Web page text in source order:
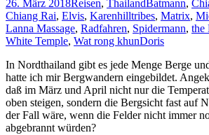
26. März 2018Reisen, ThailandBatmann,
Chiang Rai, Elvis, Karenhilltribes, Matrix,
Lanna Massage, Radfahren, Spidermann, the
White Temple, Wat rong khunDoris
In Nordthailand gibt es jede Menge Berge
hatte ich mir Bergwandern eingebildet.
daß im März und April nicht nur die
oben steigen, sondern die Bergsicht fast auf
der Fall wäre, wenn die Felder nicht immer
abgebrannt würden?